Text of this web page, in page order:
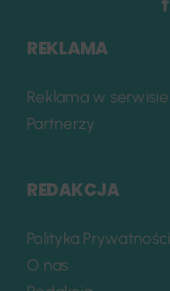
REKLAMA
Reklama w serwisie
Partnerzy
REDAKCJA
Polityka Prywatności
O nas